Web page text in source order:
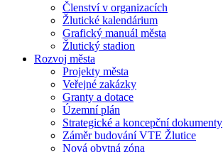
Členství v organizacích
Žlutické kalendárium
Grafický manuál města
Žlutický stadion
Rozvoj města
Projekty města
Veřejné zakázky
Granty a dotace
Územní plán
Strategické a koncepční dokumenty
Záměr budování VTE Žlutice
Nová obytná zóna